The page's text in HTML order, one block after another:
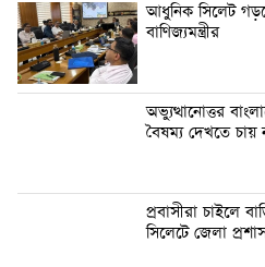
আধুনিক সিলেট
বাণিজ্যমন্ত্রীর
অভ্যুত্থানোত্তর
বৈষম্য দেখতে
প্রবাসীরা চাইলে
সিলেটে জেলা